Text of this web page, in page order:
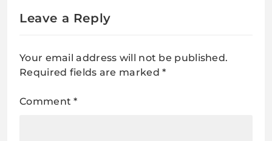
Leave a Reply
Your email address will not be published.
Required fields are marked*
Comment*